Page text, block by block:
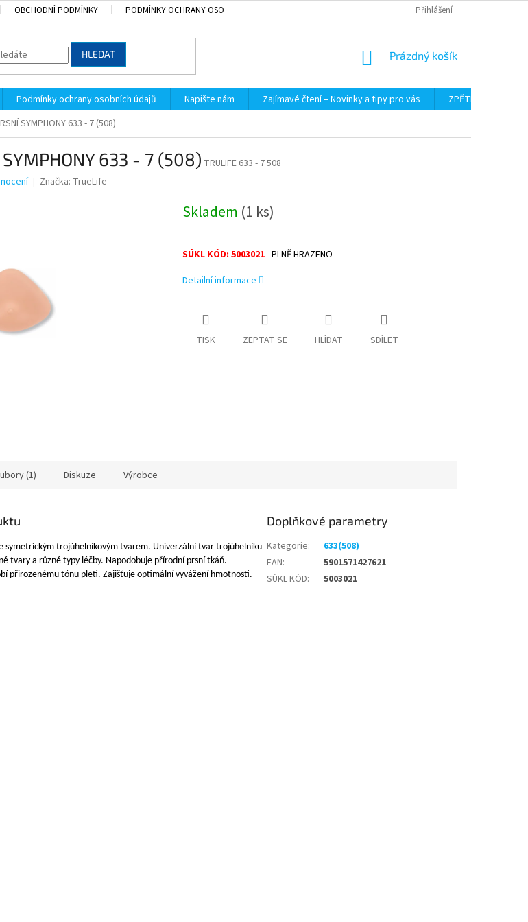
OBCHODNÍ PODMÍNKY PODMÍNKY OCHRANY OSOBNÍCH ÚDAJŮ Přihlášení
HLEDAT
NÁKUPNÍ
Prázdný košík
Podmínky ochrany osobních údajů Napište nám Zajímavé čtení – Novinky a tipy pro vás
ZPĚTNÝ ODBĚR
SYMPHONY 633 - 7 (508)
SYMPHONY 633 - 7 (508) TRULIFE 633 - 7 508
Značka: TrueLife
Skladem (1 ks)
SÚKL KÓD: 5003021- PLNĚ HRAZENO
Detailní informace
TISK ZEPTAT SE HLÍDAT SDÍLET
(1) Diskuze Výrobce
symetrickým trojúhelníkovým tvarem. Univerzální tvar trojúhelníku
tvary a různé typy léčby. Napodobuje přírodní prsní tkáň.
přirozenému tónu pleti. Zajišťuje optimální vyvážení hmotnosti.
Doplňkové parametry
Kategorie:
633(508)
EAN:
5901571427621
SÚKL KÓD: 5003021